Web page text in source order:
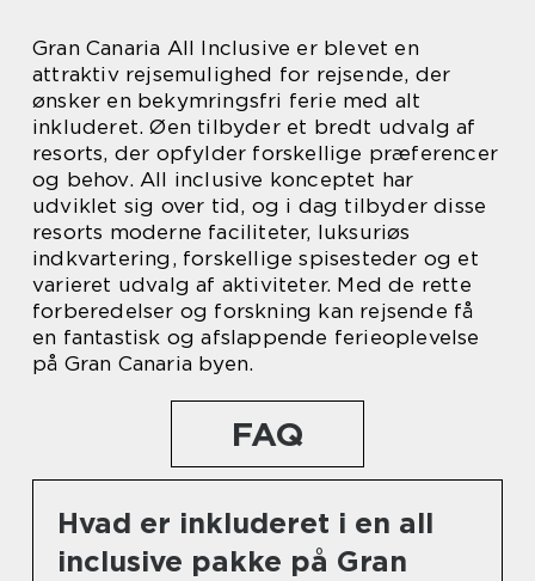
Gran Canaria All Inclusive er blevet en
attraktiv rejsemulighed for rejsende, der
ønsker en bekymringsfri ferie med alt
inkluderet. Øen tilbyder et bredt udvalg af
resorts, der opfylder forskellige præferencer
og behov. All inclusive konceptet har
udviklet sig over tid, og i dag tilbyder disse
resorts moderne faciliteter, luksuriøs
indkvartering, forskellige spisesteder og et
varieret udvalg af aktiviteter. Med de rette
forberedelser og forskning kan rejsende få
en fantastisk og afslappende ferieoplevelse
på Gran Canaria byen.
FAQ
Hvad er inkluderet i en all
inclusive pakke på Gran